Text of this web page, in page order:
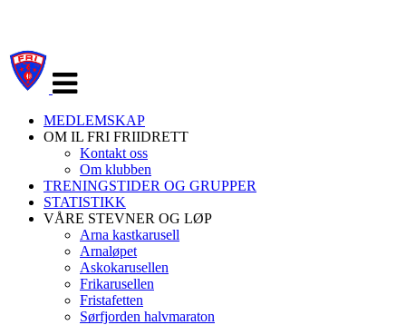
navigasjon
MEDLEMSKAP
OM IL FRI FRIIDRETT
Kontakt oss
Om klubben
TRENINGSTIDER OG GRUPPER
STATISTIKK
VÅRE STEVNER OG LØP
Arna kastkarusell
Arnaløpet
Askokarusellen
Frikarusellen
Fristafetten
Sørfjorden halvmaraton